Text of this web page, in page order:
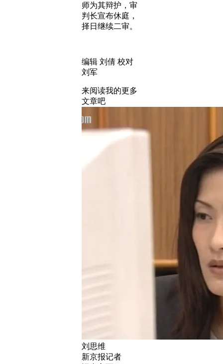
师为其辩护，审
判长宣布休庭，
择日继续二审。
编辑 刘倩 校对
刘军
来阅读我的更多
文章吧
刘思维
新京报记者